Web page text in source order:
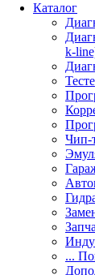
Каталог
k-
Чип-
...